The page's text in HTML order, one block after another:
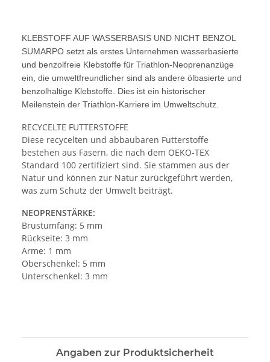
KLEBSTOFF AUF WASSERBASIS UND NICHT BENZOL
SUMARPO setzt als erstes Unternehmen wasserbasierte
und benzolfreie Klebstoffe für Triathlon-Neoprenanzüge
ein, die umweltfreundlicher sind als andere ölbasierte und
benzolhaltige Klebstoffe. Dies ist ein historischer
Meilenstein der Triathlon-Karriere im Umweltschutz.
RECYCELTE FUTTERSTOFFE
Diese recycelten und abbaubaren Futterstoffe
bestehen aus Fasern, die nach dem OEKO-TEX
Standard 100 zertifiziert sind. Sie stammen aus der
Natur und können zur Natur zurückgeführt werden,
was zum Schutz der Umwelt beiträgt.
NEOPRENSTÄRKE:
Brustumfang: 5 mm
Rückseite: 3 mm
Arme: 1 mm
Oberschenkel: 5 mm
Unterschenkel: 3 mm
Angaben zur Produktsicherheit